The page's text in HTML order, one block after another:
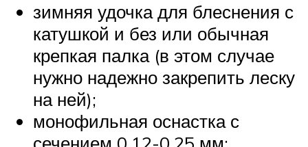
зимняя удочка для блеснения с
катушкой и без или обычная
крепкая палка (в этом случае
нужно надежно закрепить леску
на ней);
монофильная оснастка с